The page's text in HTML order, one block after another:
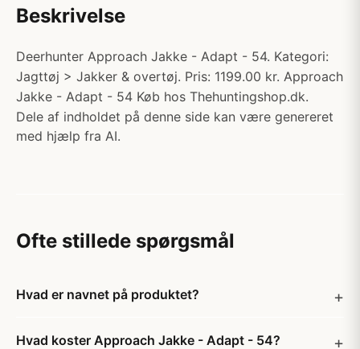
Beskrivelse
Deerhunter Approach Jakke - Adapt - 54. Kategori:
Jagttøj > Jakker & overtøj. Pris: 1199.00 kr. Approach
Jakke - Adapt - 54 Køb hos Thehuntingshop.dk.
Dele af indholdet på denne side kan være genereret
med hjælp fra AI.
Ofte stillede spørgsmål
Hvad er navnet på produktet?
Hvad koster Approach Jakke - Adapt - 54?